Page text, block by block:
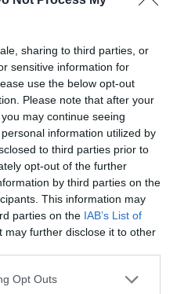
sharing to third parties, or
sensitive information for
use the below opt-out
Please note that after your
may continue seeing
information utilized by
to third parties prior to
opt-out of the further
by third parties on the
This information may
parties on the IAB’s List of
may further disclose it to other
Opt Outs